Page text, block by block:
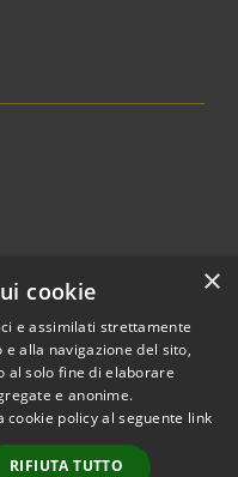
© 2026 • Comune di
Signa • Powered by
Municipium• Accesso
×
cookie
e assimilati strettamente
alla navigazione del sito,
al solo fine di elaborare
e anonime.
policy al seguente link
RIFIUTA TUTTO